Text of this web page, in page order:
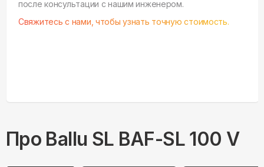
после консультации с нашим инженером.
Свяжитесь с нами, чтобы узнать точную стоимость.
Про Ballu SL BAF-SL 100 V